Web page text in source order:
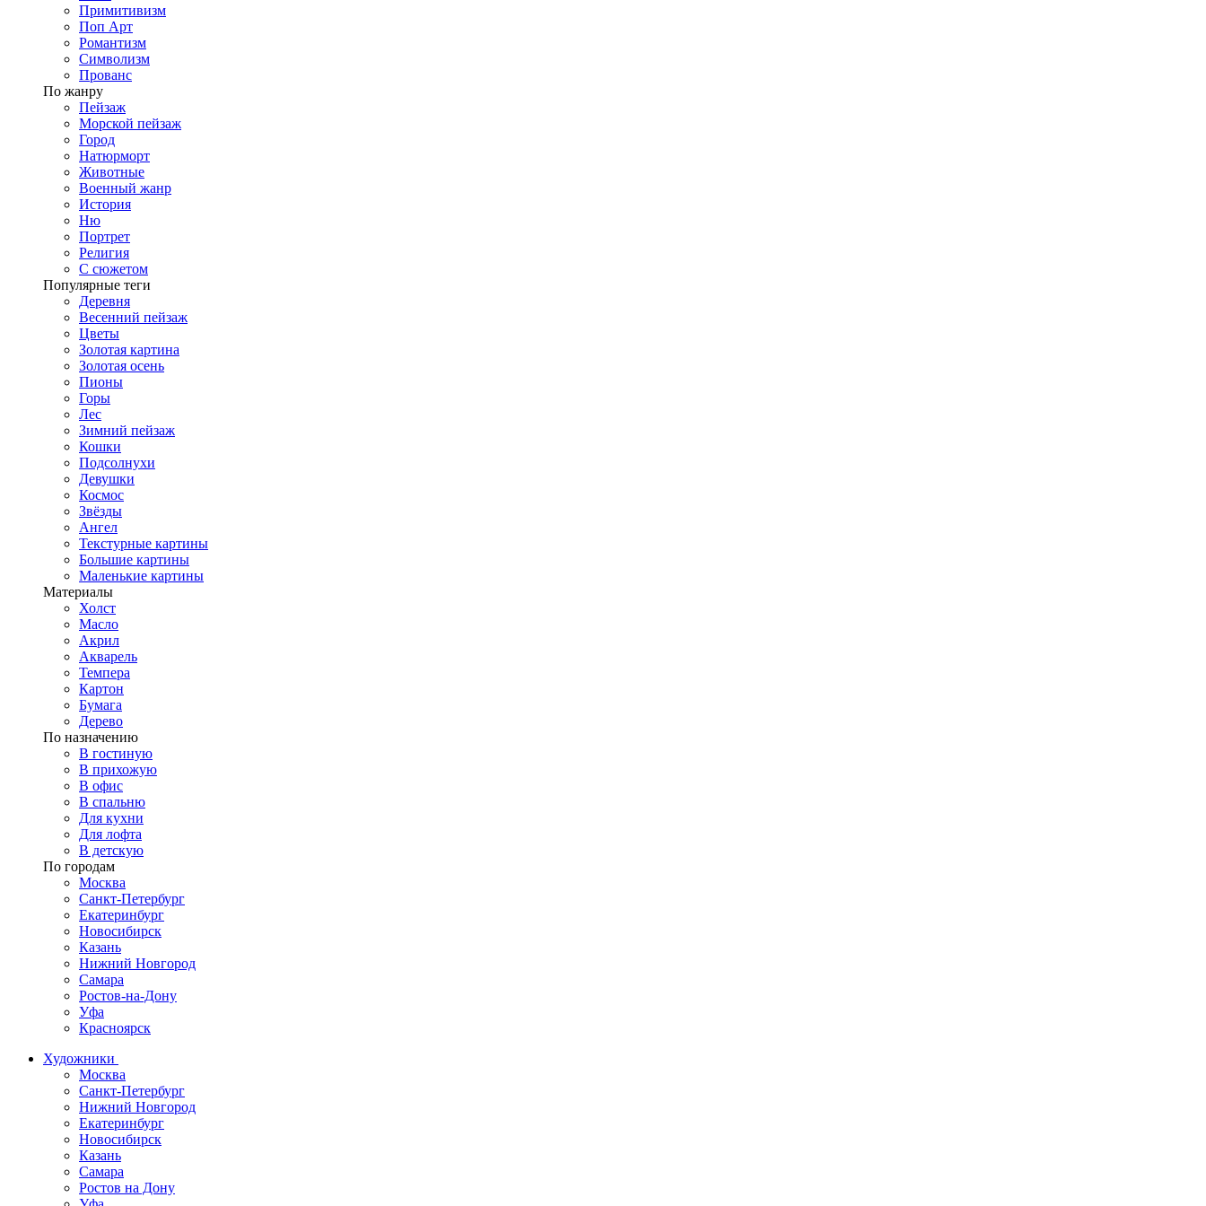
Примитивизм
Поп Арт
Романтизм
Символизм
Прованс
По жанру
Пейзаж
Морской пейзаж
Город
Натюрморт
Животные
Военный жанр
История
Ню
Портрет
Религия
С сюжетом
Популярные теги
Деревня
Весенний пейзаж
Цветы
Золотая картина
Золотая осень
Пионы
Горы
Лес
Зимний пейзаж
Кошки
Подсолнухи
Девушки
Космос
Звёзды
Ангел
Текстурные картины
Большие картины
Маленькие картины
Материалы
Холст
Масло
Акрил
Акварель
Темпера
Картон
Бумага
Дерево
По назначению
В гостиную
В прихожую
В офис
В спальню
Для кухни
Для лофта
В детскую
По городам
Москва
Санкт-Петербург
Екатеринбург
Новосибирск
Казань
Нижний Новгород
Самара
Ростов-на-Дону
Уфа
Красноярск
Художники
Москва
Санкт-Петербург
Нижний Новгород
Екатеринбург
Новосибирск
Казань
Самара
Ростов на Дону